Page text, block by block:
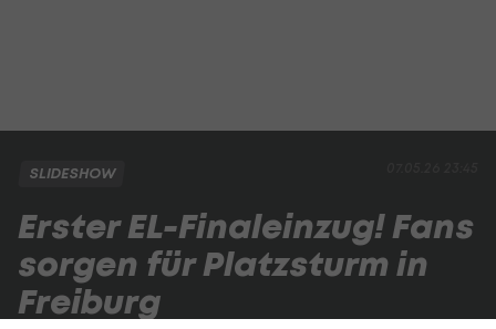
SLIDESHOW
Erster EL-Finaleinzug! Fans
sorgen für Platzsturm in
Freiburg